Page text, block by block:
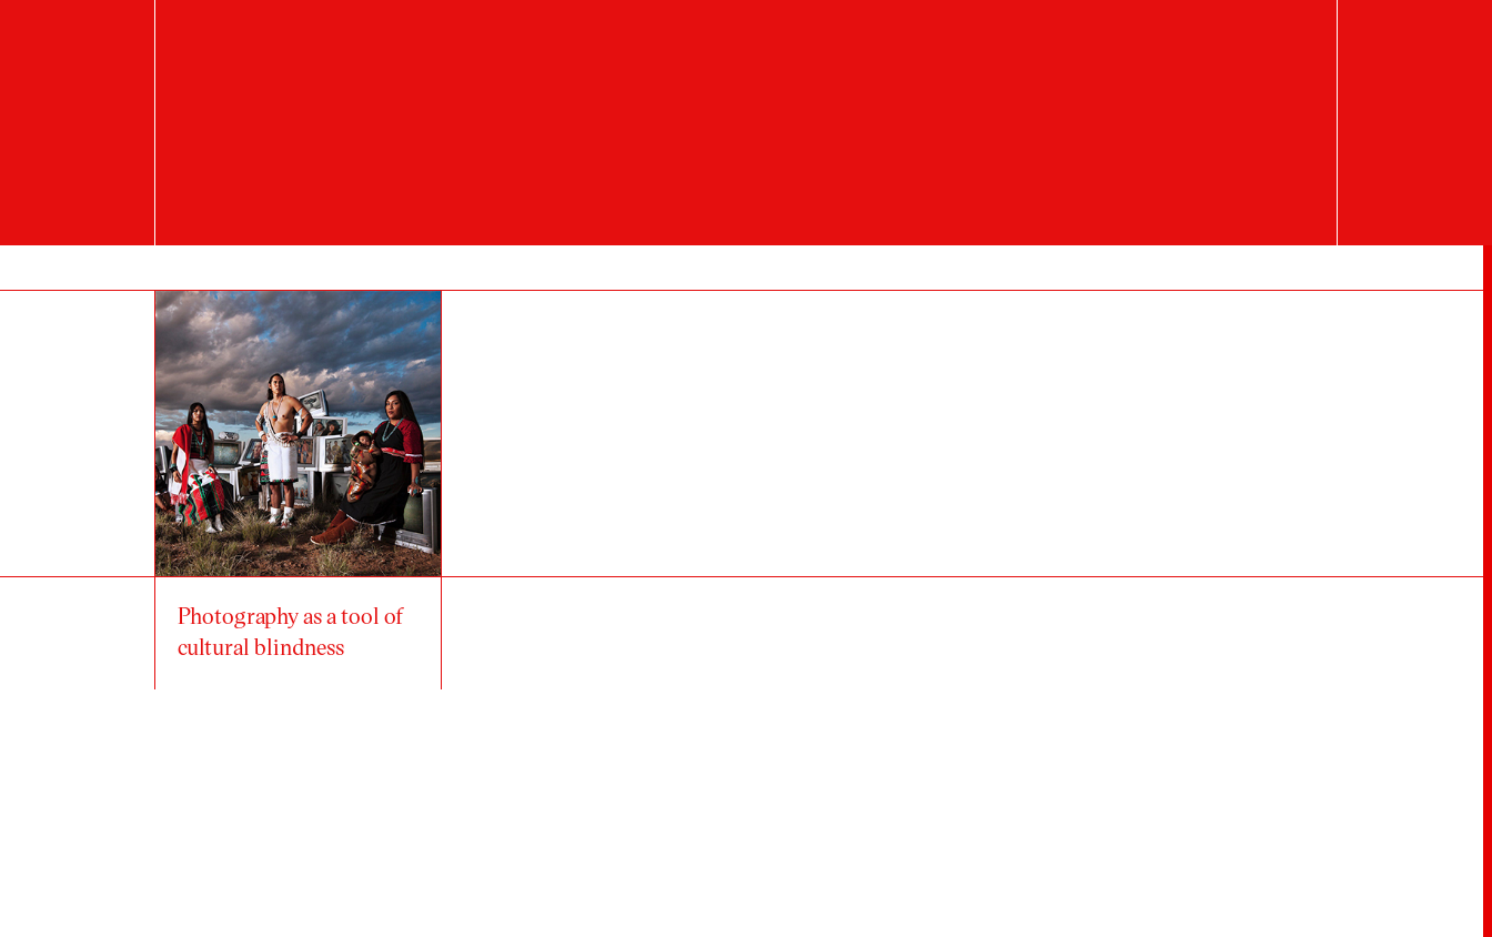
Photography as a tool of
cultural blindness